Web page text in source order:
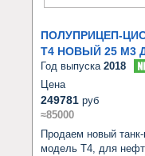
ПОЛУПРИЦЕП-
T4 НОВЫЙ 25 М3
Год выпуска 2018
Цена
249781 руб
≈85000
Продаем новый танк-
модель Т4, для